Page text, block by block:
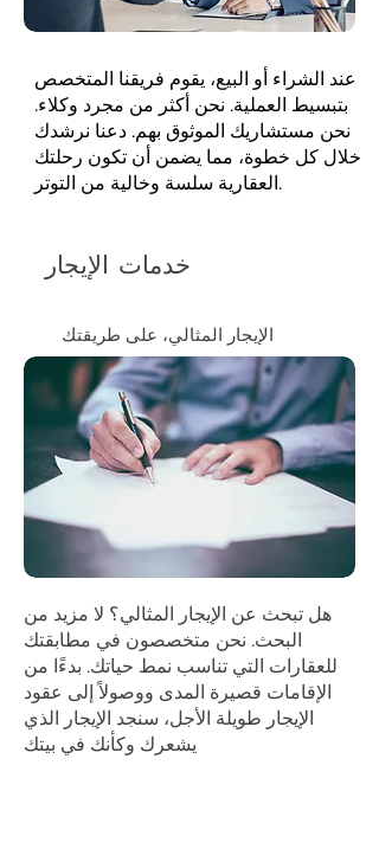
عند الشراء أو البيع، يقوم فريقنا المتخصص
بتبسيط العملية. نحن أكثر من مجرد وكلاء.
نحن مستشاريك الموثوق بهم. دعنا نرشدك
خلال كل خطوة، مما يضمن أن تكون رحلتك
العقارية سلسة وخالية من التوتر.
خدمات الإيجار
الإيجار المثالي، على طريقتك
هل تبحث عن الإيجار المثالي؟ لا مزيد من
البحث. نحن متخصصون في مطابقتك
للعقارات التي تناسب نمط حياتك. بدءًا من
الإقامات قصيرة المدى ووصولاً إلى عقود
الإيجار طويلة الأجل، سنجد الإيجار الذي
يشعرك وكأنك في بيتك